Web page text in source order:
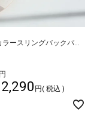
シアーバイカラースリングバックパンプス
2,290 税込